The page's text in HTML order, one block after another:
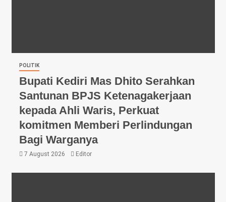
POLITIK
Bupati Kediri Mas Dhito Serahkan
Santunan BPJS Ketenagakerjaan
kepada Ahli Waris, Perkuat
komitmen Memberi Perlindungan
Bagi Warganya
7 August 2026 Editor